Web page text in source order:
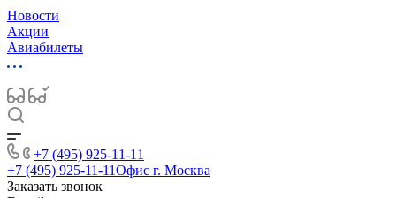
Новости
Акции
Авиабилеты
+7 (495) 925-11-11
+7 (495) 925-11-11Офис г. Москва
Заказать звонок